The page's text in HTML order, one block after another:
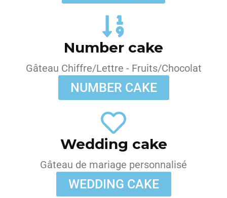
Number cake
Gâteau Chiffre/Lettre - Fruits/Chocolat
NUMBER CAKE
Wedding cake
Gâteau de mariage personnalisé
WEDDING CAKE